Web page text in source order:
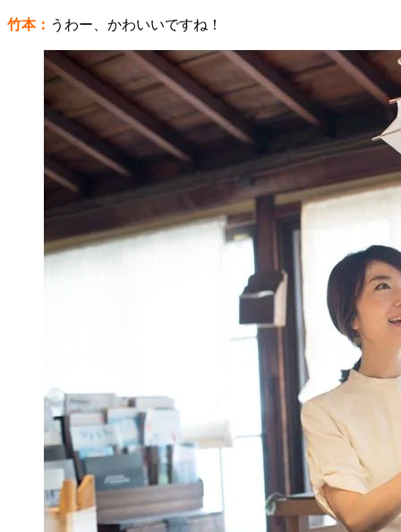
竹本： うわー、かわいいですね！